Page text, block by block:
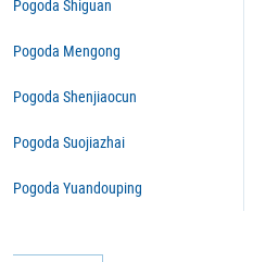
Pogoda Shiguan
Pogoda Mengong
Pogoda Shenjiaocun
Pogoda Suojiazhai
Pogoda Yuandouping